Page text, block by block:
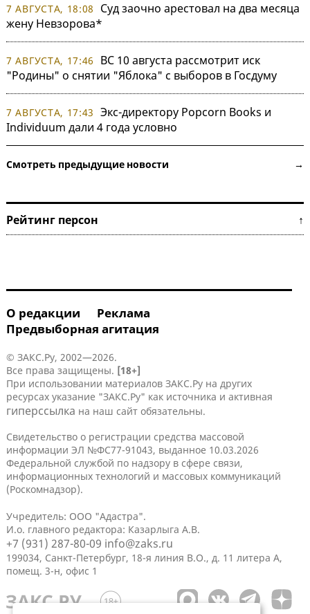
7 АВГУСТА, 18:08
Суд заочно арестовал на два месяца
жену Невзорова*
7 АВГУСТА, 17:46
ВС 10 августа рассмотрит иск
"Родины" о снятии "Яблока" с выборов в Госдуму
7 АВГУСТА, 17:43 Экс-директору Popcorn Books и
Individuum дали 4 года условно
Смотреть предыдущие новости →
Рейтинг персон ↑
О редакции
Реклама
Предвыборная агитация
© ЗАКС.Ру, 2002—2026.
Все права защищены. [18+]
При использовании материалов ЗАКС.Ру на других
ресурсах указание "ЗАКС.Ру" как источника и активная
гиперссылка на наш сайт обязательны.
Свидетельство о регистрации средства массовой
информации ЭЛ №ФС77-91043, выданное 10.03.2026
Федеральной службой по надзору в сфере связи,
информационных технологий и массовых коммуникаций
(Роскомнадзор).
Учредитель: ООО "Адастра".
И.о. главного редактора: Казарлыга А.В.
+7 (931) 287-80-09 info@zaks.ru
199034, Санкт-Петербург, 18-я линия В.О., д. 11 литера А,
помещ. 3-н, офис 1